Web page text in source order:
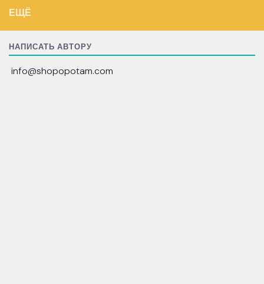
ЕЩЁ
НАПИСАТЬ АВТОРУ
info@shopopotam.com